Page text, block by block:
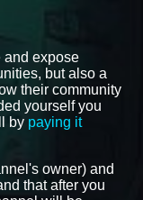
and expose
but also a
their community
yourself you
by paying it
owner) and
that after you